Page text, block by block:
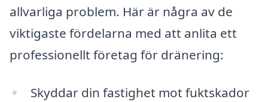
allvarliga problem. Här är några av de
viktigaste fördelarna med att anlita ett
professionellt företag för dränering:
Skyddar din fastighet mot fuktskador